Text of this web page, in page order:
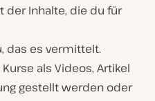
der Inhalte, die du für
das es vermittelt.
als Videos, Artikel
gestellt werden oder